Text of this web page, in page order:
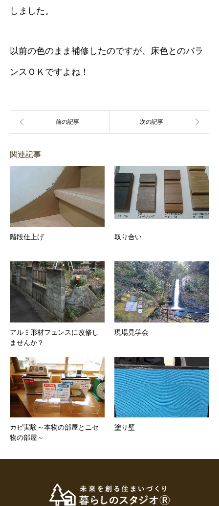
しました。
以前の色のまま補修したのですが、床色とのバラ
ンスＯＫですよね！
関連記事
階段仕上げ 取り合い
アルミ形材フェンスに改修し
ませんか？
現場見学会
カビ実験～本物の部屋とニセ
物の部屋～
塗り壁